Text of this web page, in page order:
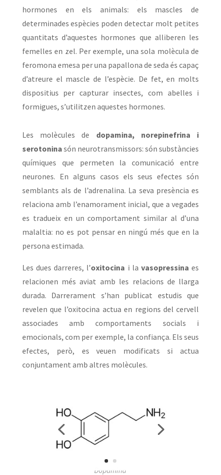
hormones en els animals: els mascles de
determinades espècies poden detectar molt petites
quantitats d’aquestes hormones que alliberen les
femelles en zel. Per exemple, una sola molècula de
feromona emesa per una papallona de seda és capaç
d’atreure el mascle de l’espècie. De fet, en molts
dispositius per capturar insectes, com abelles i
formigues, s’utilitzen aquestes hormones.
Les molècules de dopamina, norepinefrina i
serotonina són neurotransmissors: són substàncies
químiques que permeten la comunicació entre
neurones. En alguns casos els seus efectes són
semblants als de l’adrenalina. La seva presència es
relaciona amb l’enamorament inicial, que a vegades
es tradueix en un comportament similar al d’una
malaltia: no es pot pensar en ningú més que en la
persona estimada.
Les dues darreres, l’oxitocina i la vasopressina es
relacionen més aviat amb les relacions de llarga
durada. Darrerament s’han publicat estudis que
revelen que l’oxitocina actua en regions del cervell
associades amb comportaments socials i
emocionals, com per exemple, la confiança. Els seus
efectes, però, es veuen modificats si actua
conjuntament amb altres molècules.
Dopamina